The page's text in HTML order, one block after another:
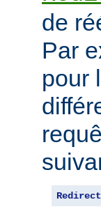
de
Par
pour